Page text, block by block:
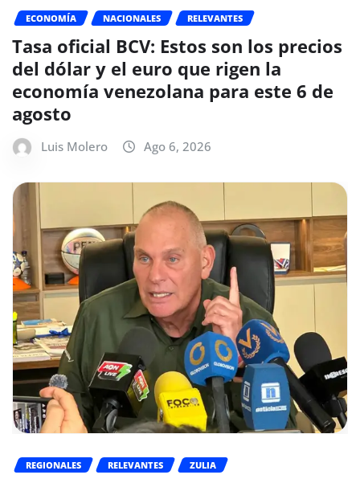
ECONOMÍA NACIONALES RELEVANTES
Tasa oficial BCV: Estos son los precios
del dólar y el euro que rigen la
economía venezolana para este 6 de
agosto
Luis Molero Ago 6, 2026
REGIONALES RELEVANTES ZULIA